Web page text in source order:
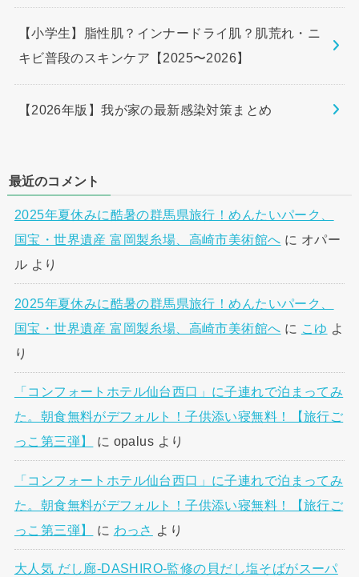
【小学生】脂性肌？インナードライ肌？肌荒れ・ニ
キビ普段のスキンケア【2025〜2026】
【2026年版】我が家の最新感染対策まとめ
最近のコメント
2025年夏休みに酷暑の群馬県旅行！めんたいパーク、
国宝・世界遺産 富岡製糸場、高崎市美術館へ に オパー
ル より
2025年夏休みに酷暑の群馬県旅行！めんたいパーク、
国宝・世界遺産 富岡製糸場、高崎市美術館へ に こゆ よ
り
「コンフォートホテル仙台西口」に子連れで泊まってみ
た。朝食無料がデフォルト！子供添い寝無料！【旅行ご
っこ第三弾】
に opalus より
「コンフォートホテル仙台西口」に子連れで泊まってみ
た。朝食無料がデフォルト！子供添い寝無料！【旅行ご
っこ第三弾】
に わっさ より
大人気 だし廊-DASHIRO-監修の貝だし塩そばがスーパ